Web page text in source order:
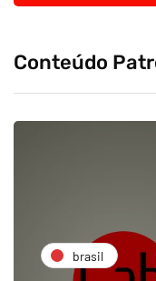
Conteúdo
brasil